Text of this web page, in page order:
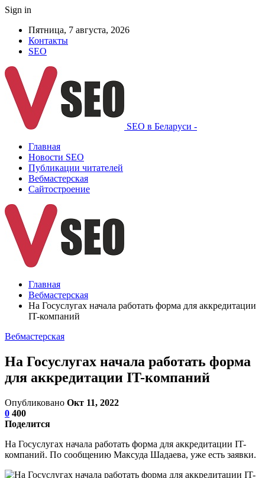
Sign in
Пятница, 7 августа, 2026
Контакты
SEO
SEO в Беларуси -
Главная
Новости SEO
Публикации читателей
Вебмастерская
Сайтостроение
Главная
Вебмастерская
На Госуслугах начала работать форма для аккредитации
IT-компаний
Вебмастерская
На Госуслугах начала работать форма
для аккредитации IT-компаний
Опубликовано Окт 11, 2022
0 400
Поделится
На Госуслугах начала работать форма для аккредитации IT-
компаний. По сообщению Максуда Шадаева, уже есть заявки.